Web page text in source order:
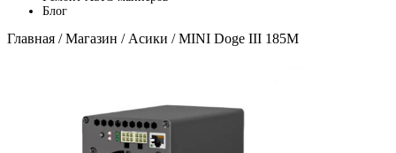
Блог
Главная /Магазин / Асики / MINI Doge III 185M